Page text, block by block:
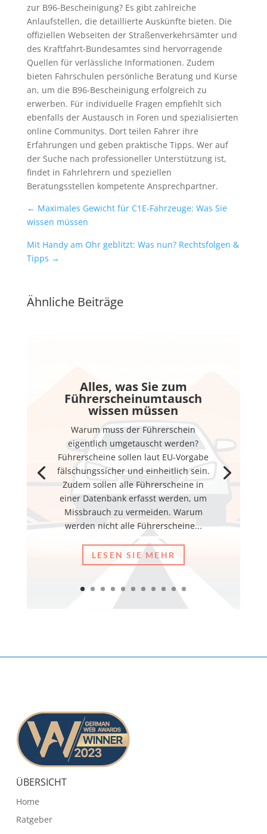
zur B96-Bescheinigung? Es gibt zahlreiche
Anlaufstellen, die detaillierte Auskünfte bieten. Die
offiziellen Webseiten der Straßenverkehrsämter und
des Kraftfahrt-Bundesamtes sind hervorragende
Quellen für verlässliche Informationen. Zudem
bieten Fahrschulen persönliche Beratung und Kurse
an, um die B96-Bescheinigung erfolgreich zu
erwerben. Für individuelle Fragen empfiehlt sich
ebenfalls der Austausch in Foren und spezialisierten
online Communitys. Dort teilen Fahrer ihre
Erfahrungen und geben praktische Tipps. Wer auf
der Suche nach professioneller Unterstützung ist,
findet in Fahrlehrern und speziellen
Beratungsstellen kompetente Ansprechpartner.
← Maximales Gewicht für C1E-Fahrzeuge: Was Sie
wissen müssen
Mit Handy am Ohr geblitzt: Was nun? Rechtsfolgen &
Tipps →
Ähnliche Beiträge
Alles, was Sie zum
Führerscheinumtausch
wissen müssen
Warum muss der Führerschein
eigentlich umgetauscht werden?
Führerscheine sollen laut EU-Vorgabe
fälschungssicher und einheitlich sein.
Zudem sollen alle Führerscheine in
einer Datenbank erfasst werden, um
Missbrauch zu vermeiden. Warum
werden nicht alle Führerscheine...
LESEN SIE MEHR
ÜBERSICHT
Home
Ratgeber